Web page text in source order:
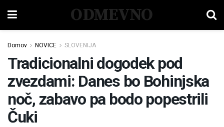
ODMEVNO
Domov NOVICE SLOVENIJA
Tradicionalni dogodek pod
zvezdami: Danes bo Bohinjska
noč, zabavo pa bodo popestrili
Čuki